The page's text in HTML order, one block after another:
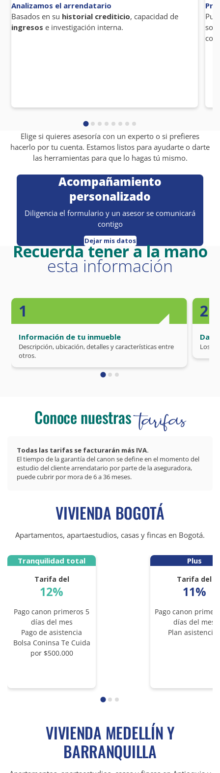
Analizamos el arrendatario
Basados en su historial crediticio, capacidad de
ingresos e investigación interna.
Elige si quieres asesoría con un experto o si prefieres
hacerlo por tu cuenta. Estamos listos para ayudarte o darte
las herramientas para que lo hagas tú mismo.
Acompañamiento
personalizado
Diligencia el formulario y un asesor se comunicará
contigo
Dejar mis datos
Recuerda tener a la mano
esta información
1
Información de tu inmueble
Descripción, ubicación, detalles y características entre
otros.
2
Los
Conoce nuestras tarifas
Todas las tarifas se facturarán más IVA.
El tiempo de la garantía del canon se define en el momento del
estudio del cliente arrendatario por parte de la aseguradora,
puede cubrir por mora de 6 a 36 meses.
VIVIENDA BOGOTÁ
Apartamentos, apartaestudios, casas y fincas en Bogotá.
Tranquilidad total
Tarifa del
12%
Pago canon primeros 5
días del mes
Pago de asistencia
Bolsa Coninsa Te Cuida
por $500.000
Plus
Tarifa del
11%
Pago canon
días del mes
Plan asistencias
VIVIENDA MEDELLÍN Y
BARRANQUILLA